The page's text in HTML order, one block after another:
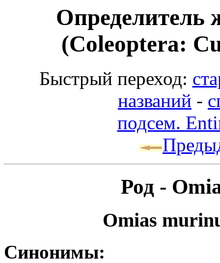
Определитель
(Coleoptera:
Быстрый переход:
названий -
подсем.
Род -
Omias
Синонимы: